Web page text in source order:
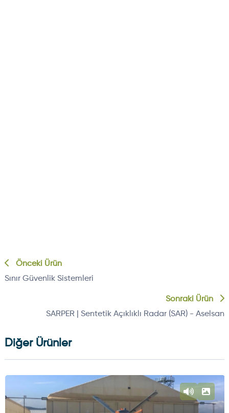
Önceki Ürün
Sınır Güvenlik Sistemleri
Sonraki Ürün
SARPER | Sentetik Açıklıklı Radar (SAR) - Aselsan
Diğer Ürünler